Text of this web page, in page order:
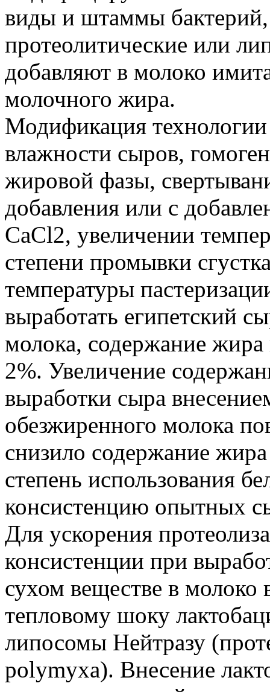
виды и штаммы
протеолитические или
добавляют в молоко
молочного жира.
Модификация
влажности сыров,
жировой фазы,
добавления или с
CaCl2, увеличении
степени промывки
температуры
выработать египетский
молока, содержание
2%. Увеличение
выработки сыра
обезжиренного молока
снизило содержание
степень использования
консистенцию опытных
Для ускорения
консистенции при
сухом веществе в молоко
тепловому шоку
липосомы Нейтразу
polymyxa). Внесение